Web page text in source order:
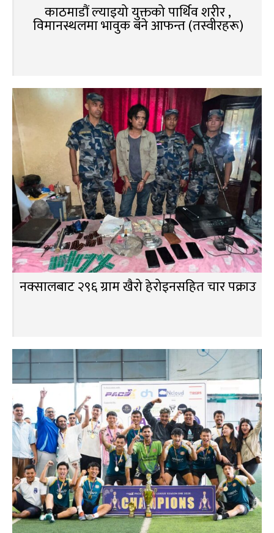
काठमाडौं ल्याइयो युक्तको पार्थिव शरीर ,
विमानस्थलमा भावुक बने आफन्त (तस्वीरहरू)
नक्सालबाट २९६ ग्राम खैरो हेरोइनसहित चार पक्राउ